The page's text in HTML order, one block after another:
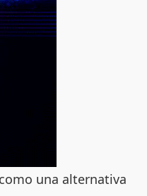
una alternativa